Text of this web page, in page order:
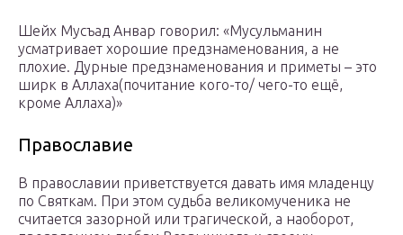
Шейх Мусъад Анвар говорил: «Мусульманин
усматривает хорошие предзнаменования, а не
плохие. Дурные предзнаменования и приметы – это
ширк в Аллаха(почитание кого-то/ чего-то ещё,
кроме Аллаха)»
Православие
В православии приветствуется давать имя младенцу
по Святкам. При этом судьба великомученика не
считается зазорной или трагической, а наоборот,